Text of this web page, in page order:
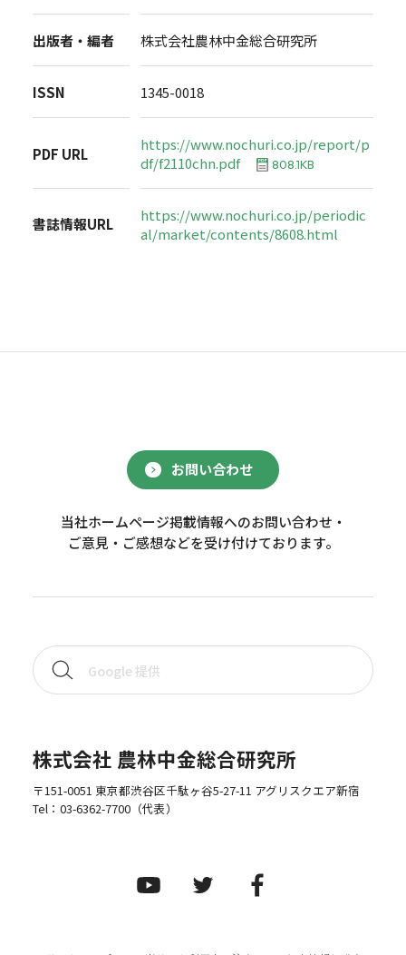
出版者・編者 株式会社農林中金総合研究所
ISSN 1345-0018
PDF URL
https://www.nochuri.co.jp/report/p
df/f2110chn.pdf
808.1KB
書誌情報URL
https://www.nochuri.co.jp/periodic
al/market/contents/8608.html
お問い合わせ
当社ホームページ掲載情報へのお問い合わせ・
ご意見・ご感想などを受け付けております。
株式会社 農林中金総合研究所
〒151-0051 東京都渋谷区千駄ヶ谷5-27-11 アグリスクエア新宿
Tel： 03-6362-7700（代表）